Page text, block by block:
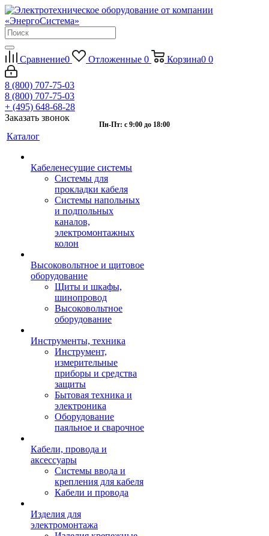
Сравнение0 Отложенные 0 Корзина0 0
8 (800) 707-75-03
8 (800) 707-75-03
+ (495) 648-68-28
Заказать звонок
Пн-Пт: с 9:00 до 18:00
Каталог
Кабеленесущие системы
Системы для
прокладки кабеля
Системы напольных
и подпольных
каналов,
электромонтажных
колон
Высоковольтное и щитовое
оборудование
Щиты и шкафы,
шинопровод
Высоковольтное
оборудование
Инструменты, техника
Инструмент,
измерительные
приборы и средства
защиты
Бытовая техника и
электроника
Оборудование
паяльное и сварочное
Кабели, провода и
аксессуары
Системы ввода и
крепления для кабеля
Кабели и провода
Изделия для
электромонтажа